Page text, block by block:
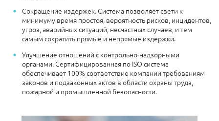
Сокращение издержек. Система позволяет свети к
минимуму время простоя, вероятность рисков, инцидентов,
угроз, аварийных ситуаций, несчастных случаев, и тем
самым сократить прямые и непрямые издержки.
Улучшение отношений с контрольно-надзорными
органами. Сертифицированная по ISO система
обеспечивает 100% соответствие компании требованиям
законов и подзаконных актов в области охраны труда,
пожарной и промышленной безопасности.